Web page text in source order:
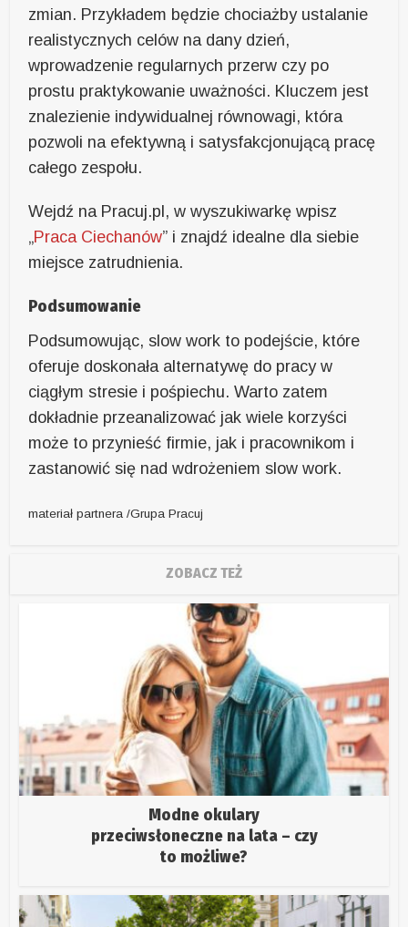
zmian. Przykładem będzie chociażby ustalanie
realistycznych celów na dany dzień,
wprowadzenie regularnych przerw czy po
prostu praktykowanie uważności. Kluczem jest
znalezienie indywidualnej równowagi, która
pozwoli na efektywną i satysfakcjonującą pracę
całego zespołu.
Wejdź na Pracuj.pl, w wyszukiwarkę wpisz
„Praca Ciechanów” i znajdź idealne dla siebie
miejsce zatrudnienia.
Podsumowanie
Podsumowując, slow work to podejście, które
oferuje doskonała alternatywę do pracy w
ciągłym stresie i pośpiechu. Warto zatem
dokładnie przeanalizować jak wiele korzyści
może to przynieść firmie, jak i pracownikom i
zastanowić się nad wdrożeniem slow work.
materiał partnera /Grupa Pracuj
ZOBACZ TEŻ
Modne okulary
przeciwsłoneczne na lata – czy
to możliwe?